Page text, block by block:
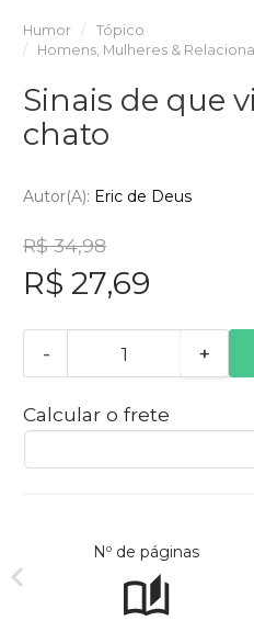
Humor
Tópico
Homens, Mulheres &
Sinais de que
chato
Autor(a): Eric de Deus
R$ 34,98
R$ 27,69
- +
Calcular o frete
Nº de páginas